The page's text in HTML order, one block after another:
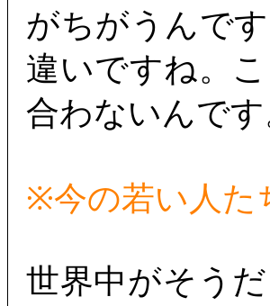
がちがうんで
違いですね。
合わないんで
※今の若い人た
世界中がそう